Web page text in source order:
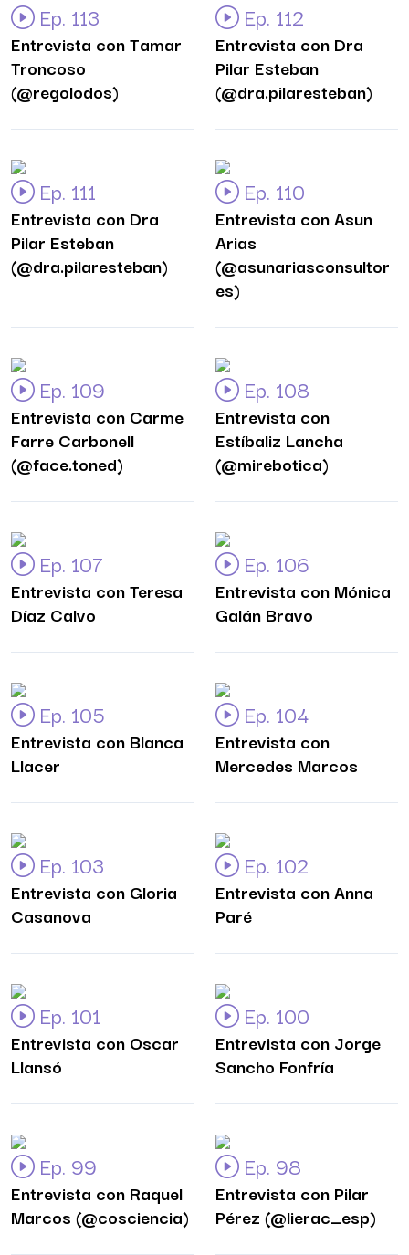
Ep. 113
Entrevista con Tamar
Troncoso
(@regolodos)
Ep. 112
Entrevista con Dra
Pilar Esteban
(@dra.pilaresteban)
Ep. 111
Entrevista con Dra
Pilar Esteban
(@dra.pilaresteban)
Ep. 110
Entrevista con Asun
Arias
(@asunariasconsultor
es)
Ep. 109
Entrevista con Carme
Farre Carbonell
(@face.toned)
Ep. 108
Entrevista con
Estíbaliz Lancha
(@mirebotica)
Ep. 107
Entrevista con Teresa
Díaz Calvo
Ep. 106
Entrevista con Mónica
Galán Bravo
Ep. 105
Entrevista con Blanca
Llacer
Ep. 104
Entrevista con
Mercedes Marcos
Ep. 103
Entrevista con Gloria
Casanova
Ep. 102
Entrevista con Anna
Paré
Ep. 101
Entrevista con Oscar
Llansó
Ep. 100
Entrevista con Jorge
Sancho Fonfría
Ep. 99
Entrevista con Raquel
Marcos (@cosciencia)
Ep. 98
Entrevista con Pilar
Pérez (@lierac_esp)